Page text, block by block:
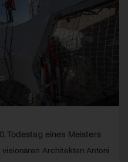
Todestag eines Meisters
Architekten Antoni